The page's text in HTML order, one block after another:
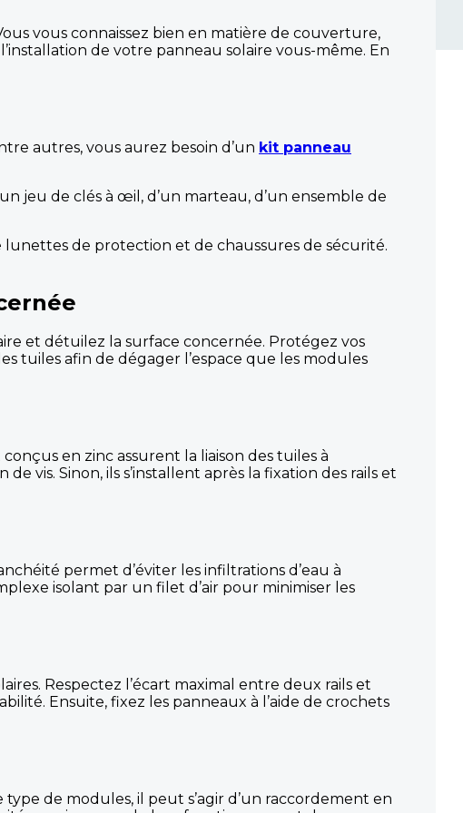
vous connaissez bien en matière de couverture,
de votre panneau solaire vous-même. En
autres, vous aurez besoin d’un kit panneau
jeu de clés à œil, d’un marteau, d’un ensemble de
de protection et de chaussures de sécurité.
et détuilez la surface concernée. Protégez vos
tuiles afin de dégager l’espace que les modules
en zinc assurent la liaison des tuiles à
vis. Sinon, ils s’installent après la fixation des rails et
permet d’éviter les infiltrations d’eau à
isolant par un filet d’air pour minimiser les
Respectez l’écart maximal entre deux rails et
Ensuite, fixez les panneaux à l’aide de crochets
de modules, il peut s’agir d’un raccordement en